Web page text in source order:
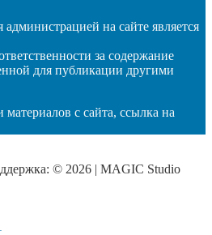
на сайте является
за содержание
для публикации другими
с сайта, ссылка на
© 2026 | MAGIC Studio